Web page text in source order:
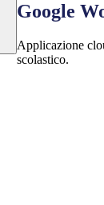
Google
Applicazione
scolastico.